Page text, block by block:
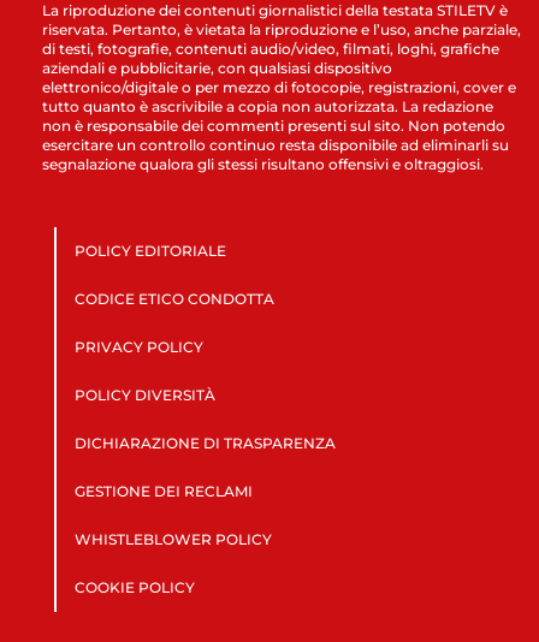
La riproduzione dei contenuti giornalistici della testata STILETV è
riservata. Pertanto, è vietata la riproduzione e l’uso, anche parziale,
di testi, fotografie, contenuti audio/video, filmati, loghi, grafiche
aziendali e pubblicitarie, con qualsiasi dispositivo
elettronico/digitale o per mezzo di fotocopie, registrazioni, cover e
tutto quanto è ascrivibile a copia non autorizzata. La redazione
non è responsabile dei commenti presenti sul sito. Non potendo
esercitare un controllo continuo resta disponibile ad eliminarli su
segnalazione qualora gli stessi risultano offensivi e oltraggiosi.
POLICY EDITORIALE
CODICE ETICO CONDOTTA
PRIVACY POLICY
POLICY DIVERSITÀ
DICHIARAZIONE DI TRASPARENZA
GESTIONE DEI RECLAMI
WHISTLEBLOWER POLICY
COOKIE POLICY